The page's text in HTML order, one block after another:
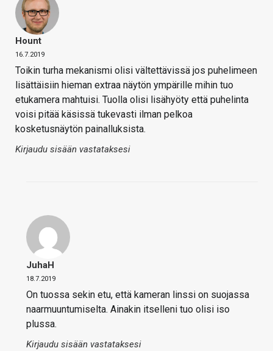
Hount
16.7.2019
Toikin turha mekanismi olisi vältettävissä jos puhelimeen
lisättäisiin hieman extraa näytön ympärille mihin tuo
etukamera mahtuisi. Tuolla olisi lisähyöty että puhelinta
voisi pitää käsissä tukevasti ilman pelkoa
kosketusnäytön painalluksista.
Kirjaudu sisään vastataksesi
JuhaH
18.7.2019
On tuossa sekin etu, että kameran linssi on suojassa
naarmuuntumiselta. Ainakin itselleni tuo olisi iso
plussa.
Kirjaudu sisään vastataksesi